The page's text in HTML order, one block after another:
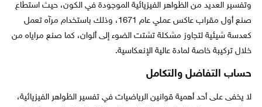
وتفسير العديد من الظواهر الفيزيائية الموجودة في الكون، حيث استطاع
صنع أول مقراب عاكس عملي عام 1671، وذلك باستخدام مرآه تعمل
كعدسة شيئية لتجاوز مشكلة تشتت الضوء إلى ألوان، كما صنع مراياه من
خلال تركيبة خاصة لمادة عالية الإنعكاسية.
حساب التفاضل والتكامل
لا يخفى على أحد أهمية قوانين الرياضيات في تفسير الظواهر الفيزيائية،